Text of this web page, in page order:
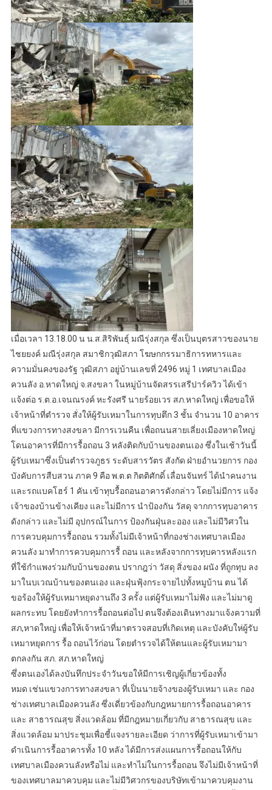
เมื่อเวลา 13.18.00 น น.ส.สิริพันธุ์ มณีรุ่งสกุล ซึ่งเป็นบุตรสาวของนาย
ไชยยงค์ มณีรุ่งสกุล สมาชิกวุฒิสภา โฆษกกรรมาธิการทหารและ
ความมั่นคงของรัฐ วุฒิสภา อยู่บ้านเลขที่ 2496 หมู่ 1 เทศบาลเมือง
ควนลัง อ.หาดใหญ่ จ.สงขลา ในหมู่บ้านจัดสรรเสรีปาร์ควิว ได้เข้า
แจ้งต่อ ร.ต.อ.เจนณรงค์ หะรังศรี นายร้อยเวร สภ.หาดใหญ่ เพื่อขอให้
เจ้าหน้าที่ตำรวจ สั่งให้ผู้รับเหมาในการทุบตึก 3 ชั้น จำนวน 10 อาคาร
ที่แขวงการทางสงขลา มีการเวนคืน เพื่อถนนสายเลี่ยงเมืองหาดใหญ่
โดนอาคารที่มีการรื้อถอน 3 หลังติดกับบ้านของตนเอง ซึ่งในเช้าวันนี้
ผู้รับเหมาซึ่งเป็นตำรวจภูธร ระดับสารวัตร สังกัด ฝ่ายอำนวยการ กอง
บังคับการสืบสวน ภาค 9 คือ พ.ต.ต กิตติศักดิ์ เลื่อนจันทร์ ได้นำคนงาน
และรถแบคโฮร์ 1 คัน เข้าทุบรื้อถอนอาคารดังกล่าว โดยไม่มีการ แจ้ง
เจ้าของบ้านข้างเคียง และไม่มีการ นำป้องกัน วัสดุ จากการทุบอาคาร
ดังกล่าว และไม่มี อุปกรณ์ในการ ป้องกันฝุ่นละออง และไม่มีวิศวใน
การควบคุมการรื้อถอน รวมทั้งไม่มีเจ้าหน้าที่กองช่างเทศบาลเมือง
ควนลัง มาทำการควบคุมการรื้ ถอน และหลังจากการทุบคารหลังแรก
ที่ใช้กำแพงร่วมกับบ้านของตน ปรากฎว่า วัสดุ สิ่งของ ผนัง ที่ถูกทุบ ลง
มาในบเวณบ้านของตนเอง และฝุ่นฟุ้งกระจายไปทั้งหมูบ้าน ตน ได้
ขอร้องให้ผู้รับเหมาหยุดงานถึง 3 ครั้ง แต่ผู้รับเหมาไม่ฟัง และไม่มาดู
ผลกระทบ โดยยังทำการรื้อถอนต่อไป ตนจึงต้องเดินทางมาแจ้งความที่
สภ,หาดใหญ่ เพื่อให้เจ้าหน้าที่มาตรวจสอบที่เกิดเหตุ และบังคับให่ผู้รับ
เหมาหยุดการ รื้อ ถอนไว้ก่อน โดยตำรวจได้ให้ตนและผู้รับเหมามา
ตกลงกัน สภ. สภ.หาดใหญ่
ซึ่งตนเองได้ลงบันทึกประจำวันขอให้มีการเชิญผู้เกี่ยวข้องทั้ง
หมด เช่นแขวงการทางสงขลา ที่เป็นนายจ้างของผู้รับเหมา และ กอง
ช่างเทศบาลเมืองควนลัง ซึ่งเดี่ยวข้องกับกฎหมายการรื้อถอนอาคาร
และ สาธารณสุข สิ่งแวดล้อม ที่มีกฎหมายเกี่ยวกับ สาธารณสุข และ
สิ่งแวดล้อม มาประชุมเพื่อชี้แจงรายละเอียด ว่าการที่ผู้รับเหมาเข้ามา
ดำเนินการรื้ออาคารทั้ง 10 หลัง ได้มีการส่งแผนการรื้อถอนให้กับ
เทศบาลเมืองควนลังหรือไม่ และทำไม่ในการรื้อถอน จึงไม่มีเจ้าหน้าที่
ของเทศบาลมาควบคุม และไม่มีวิศวกรของบริษัทเข้ามาควบคุมงาน